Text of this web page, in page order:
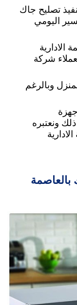
تصليح جاك
اليومي
الادارية
شركة
وبالرغم
ونعتبره
بالعاصمة